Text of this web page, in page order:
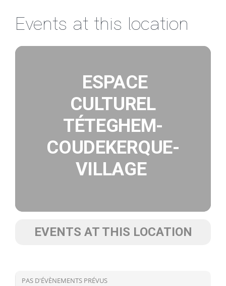
Events at this location
ESPACE
CULTUREL
TÉTEGHEM-
COUDEKERQUE-
VILLAGE
EVENTS AT THIS LOCATION
PAS D'ÉVÈNEMENTS PRÉVUS